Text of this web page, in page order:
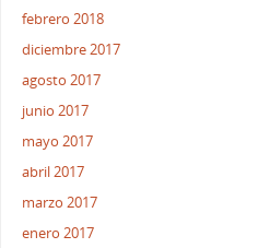
febrero 2018
diciembre 2017
agosto 2017
junio 2017
mayo 2017
abril 2017
marzo 2017
enero 2017